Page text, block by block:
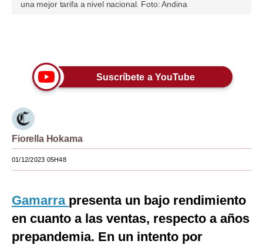
Blogs
Viajes
Estilos
Mundo
EEUU
México
España
una mejor tarifa a nivel nacional. Foto: Andina
Suscríbete a YouTube
Fiorella Hokama
01/12/2023 05H48
Gamarra presenta un bajo rendimiento
en cuanto a las ventas, respecto a años
prepandemia. En un intento por